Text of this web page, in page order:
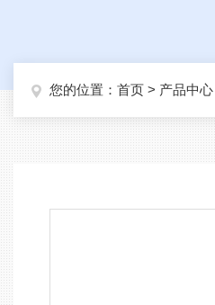
您的位置： 首页 > 产品中心